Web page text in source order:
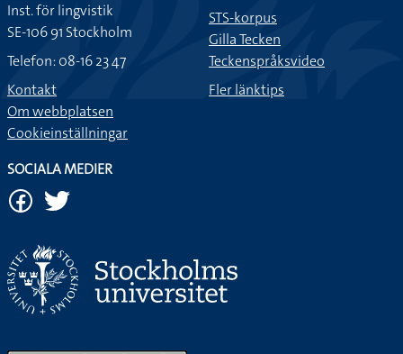
Inst. för lingvistik
SE-106 91 Stockholm
Telefon: 08-16 23 47
Kontakt
Om webbplatsen
Cookieinställningar
STS-korpus
Gilla Tecken
Teckenspråksvideo
Fler länktips
SOCIALA MEDIER